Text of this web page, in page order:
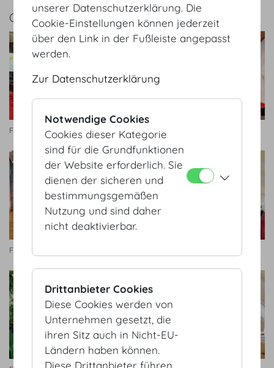
GALERIE
Forum Forum
Forum
unserer Datenschutzerklärung. Die
Cookie-Einstellungen können jederzeit
über den Link in der Fußleiste angepasst
werden.
Zur Datenschutzerklärung
Notwendige Cookies
Cookies dieser Kategorie
sind für die Grundfunktionen
der Website erforderlich. Sie
dienen der sicheren und
bestimmungsgemäßen
Nutzung und sind daher
nicht deaktivierbar.
Drittanbieter Cookies
Diese Cookies werden von
Unternehmen gesetzt, die
ihren Sitz auch in Nicht-EU-
Ländern haben können.
Diese Drittanbieter führen